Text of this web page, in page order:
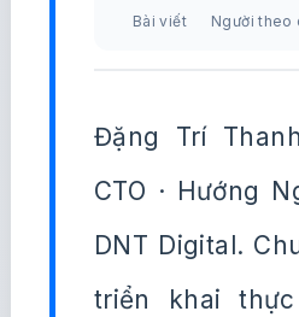
Bài viết Người theo
Đặng Trí
CTO · Hướng
DNT Digital.
triển khai